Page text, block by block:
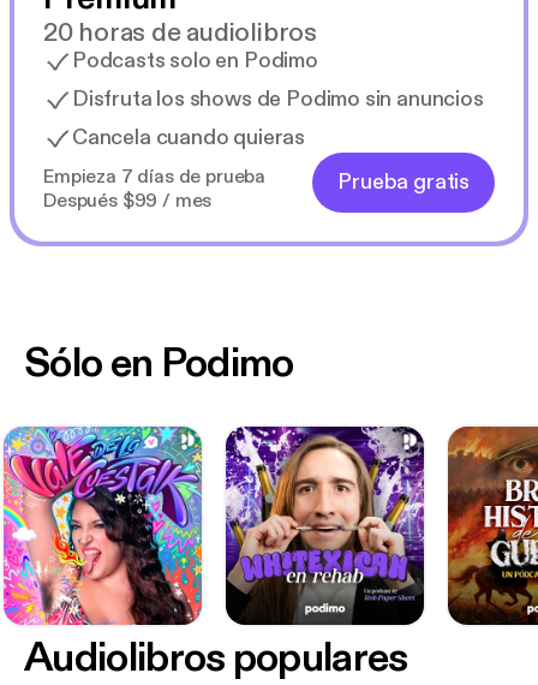
20 horas de audiolibros
Podcasts solo en Podimo
Disfruta los shows de Podimo sin anuncios
Cancela cuando quieras
Empieza 7 días de prueba
Después $99 / mes
Prueba gratis
Sólo en Podimo
Audiolibros populares